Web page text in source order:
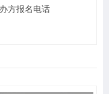
方报名电话